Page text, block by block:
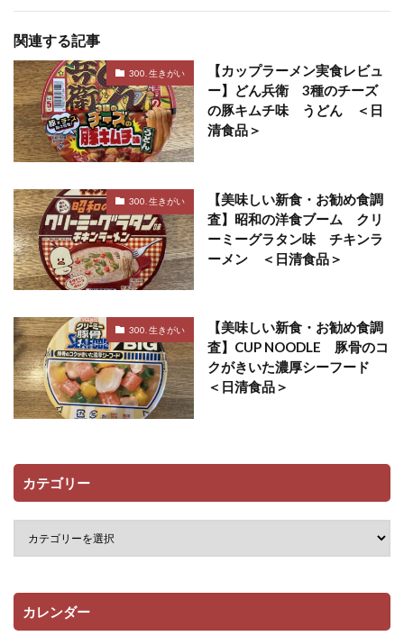
関連する記事
300. 生きがい
【カップラーメン実食レビュ
ー】どん兵衛 3種のチーズ
の豚キムチ味 うどん ＜日
清食品＞
300. 生きがい
【美味しい新食・お勧め食調
査】昭和の洋食ブーム クリ
ーミーグラタン味 チキンラ
ーメン ＜日清食品＞
300. 生きがい
【美味しい新食・お勧め食調
査】CUP NOODLE 豚骨のコ
クがきいた濃厚シーフード
＜日清食品＞
カテゴリー
カレンダー